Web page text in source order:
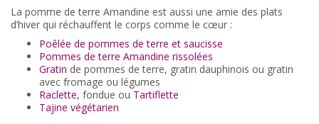
La pomme de terre Amandine est aussi une amie des plats
d’hiver qui réchauffent le corps comme le cœur :
Poêlée de pommes de terre et saucisse
Pommes de terre Amandine rissolées
Gratin de pommes de terre, gratin dauphinois ou gratin
avec fromage ou légumes
Raclette, fondue ou Tartiflette
Tajine végétarien